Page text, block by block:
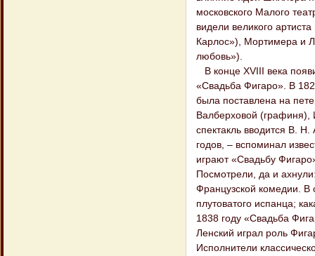
московского Малого
видели великого
Карлос»), Мортимера и
любовь»).
В конце XVIII века
«Свадьба Фигаро». В
была поставлена на
Валберховой
спектакль вводится В.
годов, – вспоминал
играют «Свадьбу
Посмотрели, да и
Французской комедии. В
плутоватого испанца;
1838 году «Свадьба
Ленский играл роль
Исполнители